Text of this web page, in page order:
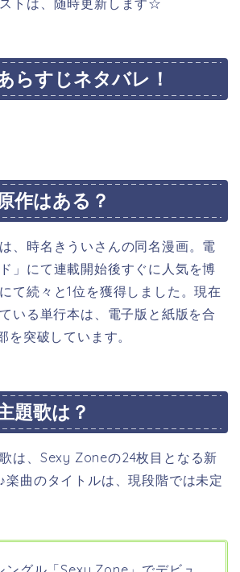
ストは、随時更新します☆
らすじネタバレ！
作はある？
、 時名きういさんの同名漫画。電
」にて連載開始後すぐに人気を博
て続々と1位を獲得しました。現在
いる単行本は、電子版と紙版を合
を突破しています。
題歌は？
は、Sexy Zoneの24枚目となる新
♪楽曲のタイトルは、現段階では未定